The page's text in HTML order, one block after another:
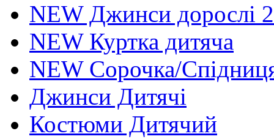
NEW Джинси дорослі
NEW Куртка дитяча
NEW Сорочка/
Джинси Дитячі
Костюми Дитячий